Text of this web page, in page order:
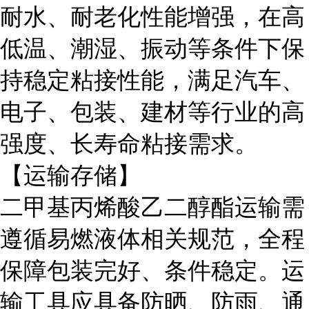
耐水、耐老化性能增强，在高
低温、潮湿、振动等条件下保
持稳定粘接性能，满足汽车、
电子、包装、建材等行业的高
强度、长寿命粘接需求。
【运输存储】
二甲基丙烯酸乙二醇酯运输需
遵循易燃液体相关规范，全程
保障包装完好、条件稳定。运
输工具应具备防晒、防雨、通